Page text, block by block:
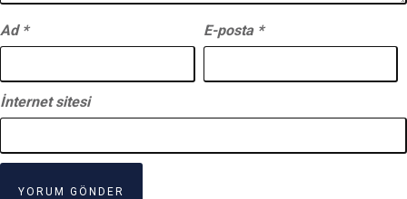
Ad * E-posta *
İnternet sitesi